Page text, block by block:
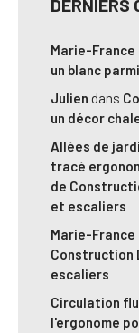
DERNIERS
Marie-France
un blanc
Julien dans
un décor
Allées de
tracé
de
et escaliers
Marie-France
Construction
escaliers
Circulation
l'ergonome